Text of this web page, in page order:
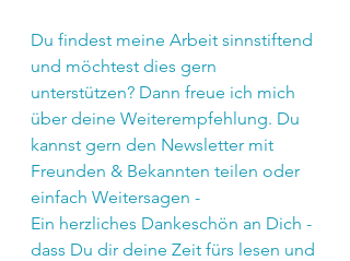
Du findest meine Arbeit sinnstiftend
und möchtest dies gern
unterstützen? Dann freue ich mich
über deine Weiterempfehlung. Du
kannst gern den Newsletter mit
Freunden & Bekannten teilen oder
einfach Weitersagen -
Ein herzliches Dankeschön an Dich -
dass Du dir deine Zeit fürs lesen und